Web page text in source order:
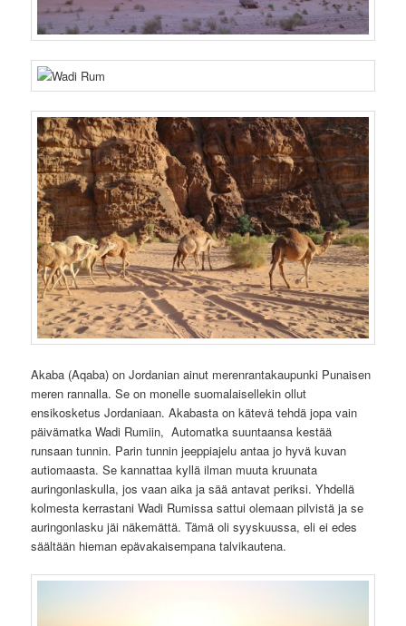
Akaba (Aqaba) on Jordanian ainut merenrantakaupunki Punaisen
meren rannalla. Se on monelle suomalaisellekin ollut
ensikosketus Jordaniaan. Akabasta on kätevä tehdä jopa vain
päivämatka Wadi Rumiin, Automatka suuntaansa kestää
runsaan tunnin. Parin tunnin jeeppiajelu antaa jo hyvä kuvan
autiomaasta. Se kannattaa kyllä ilman muuta kruunata
auringonlaskulla, jos vaan aika ja sää antavat periksi. Yhdellä
kolmesta kerrastani Wadi Rumissa sattui olemaan pilvistä ja se
auringonlasku jäi näkemättä. Tämä oli syyskuussa, eli ei edes
säältään hieman epävakaisempana talvikautena.